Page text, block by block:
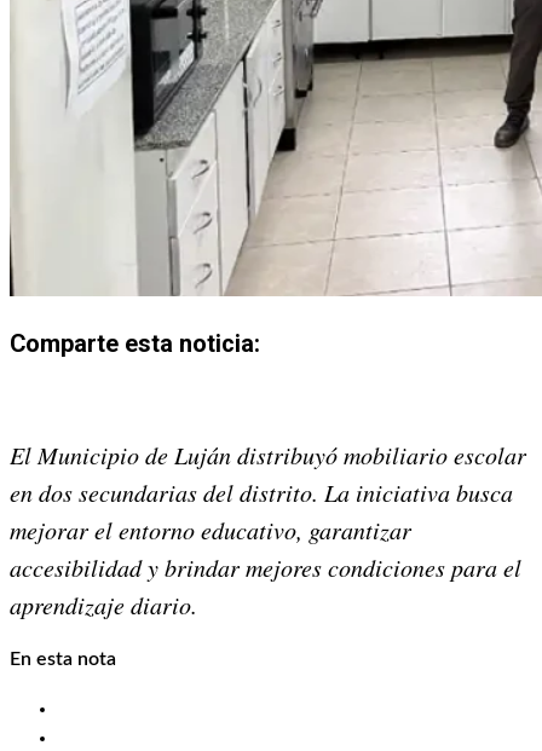
Comparte esta noticia:
X
(Twitter)
Facebook
EmailWhatsApp
Pinterest
LinkedIn
El Municipio de Luján distribuyó mobiliario escolar
en dos secundarias del distrito. La iniciativa busca
mejorar el entorno educativo, garantizar
accesibilidad y brindar mejores condiciones para el
aprendizaje diario.
En esta nota